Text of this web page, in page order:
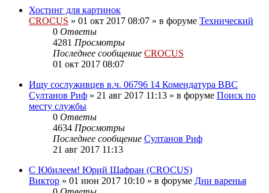
Хостинг для картинок
CROCUS » 01 окт 2017 08:07 » в форуме Технический
0 Ответы
4281 Просмотры
Последнее сообщение CROCUS
01 окт 2017 08:07
Ищу сослуживцев в.ч. 06796 14 Комендатура ВВС
Султанов Риф » 21 авг 2017 11:13 » в форуме Поиск по
месту службы
0 Ответы
4634 Просмотры
Последнее сообщение Султанов Риф
21 авг 2017 11:13
С Юбилеем! Юрий Шафран (CROCUS)
Виктор » 01 июн 2017 10:10 » в форуме Дни варенья